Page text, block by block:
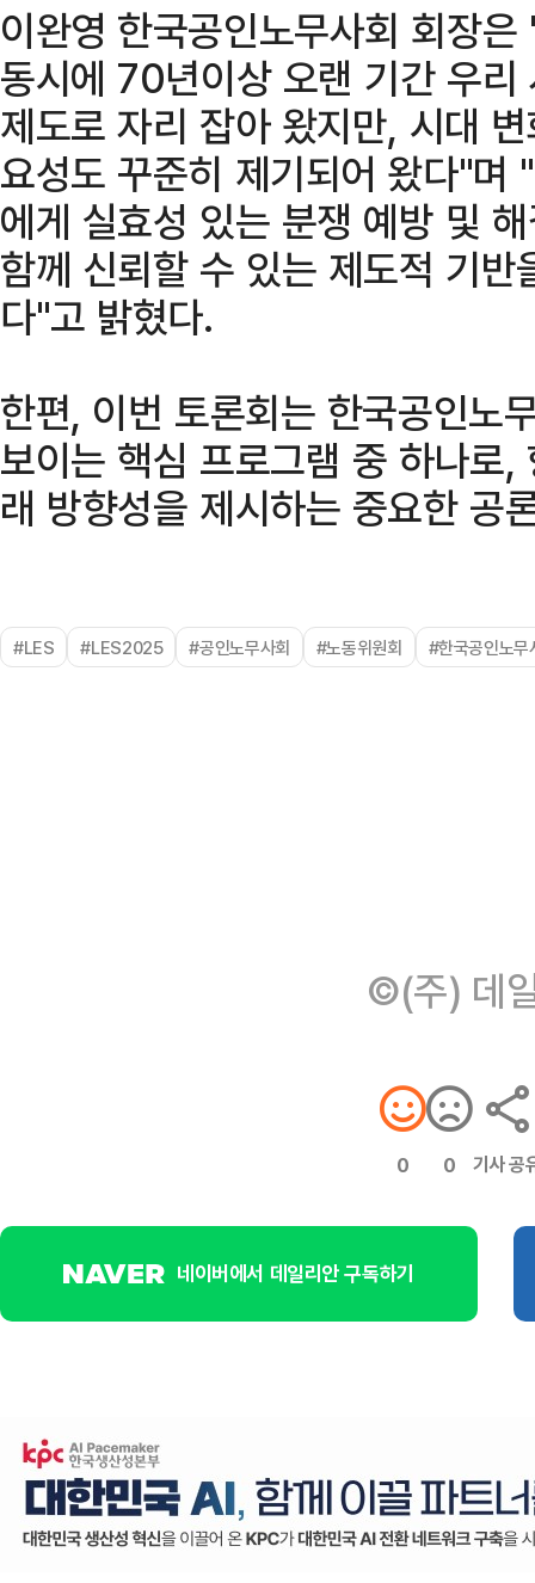
이완영 한국공인노무사회 회장
동시에 70년이상 오랜 기간 우
제도로 자리 잡아 왔지만, 시대
요성도 꾸준히 제기되어 왔다"며
에게 실효성 있는 분쟁 예방 및
함께 신뢰할 수 있는 제도적 기
다"고 밝혔다.
한편, 이번 토론회는 한국공인
보이는 핵심 프로그램 중 하나로
래 방향성을 제시하는 중요한 공
#LES #LES2025 #공인노무사회 #노동위원회 #한국공인노무
©(주) 데
0 0 기사 공
네이버에서 데일리안 구독하기